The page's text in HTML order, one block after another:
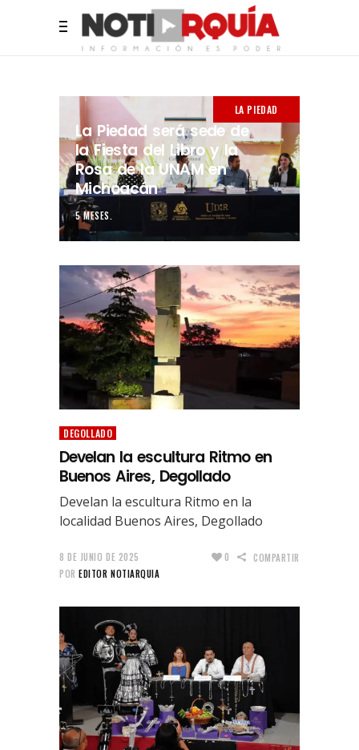
LA PIEDAD
La Piedad será sede de
la Fiesta del Libro y la
Rosa de la UNAM en
Michoacán
5 MESES.
DEGOLLADO
Develan la escultura Ritmo en
Buenos Aires, Degollado
Develan la escultura Ritmo en la
localidad Buenos Aires, Degollado
8 DE JUNIO DE 2025
POR EDITOR NOTIARQUIA
0 COMPARTIR